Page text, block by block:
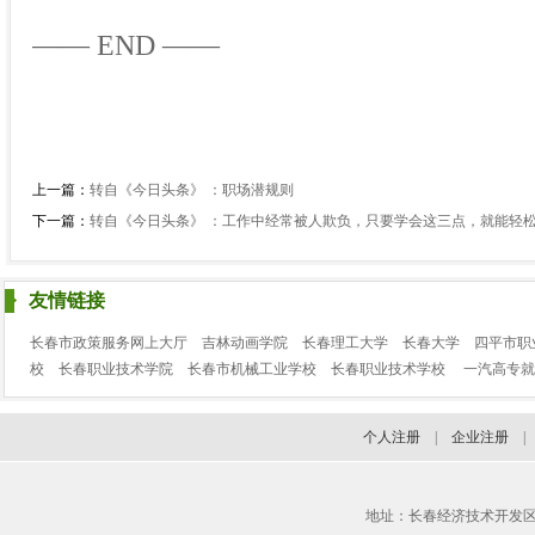
—— END ——
上一篇： 转自《今日头条》 ：职场潜规则
下一篇： 转自《今日头条》 ：工作中经常被人欺负，只要学会这三点，就能轻
友情链接
长春市政策服务网上大厅 吉林动画学院 长春理工大学 长春大学
四平市
校
长春职业技术学院 长春市机械工业学校 长春职业技术学校 一汽高专
个人注册 企业注册
地址：长春经济技术开发